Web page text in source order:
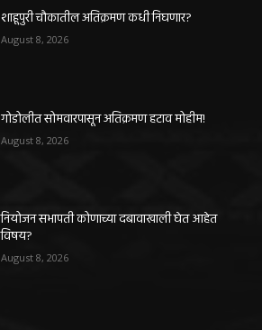
शाहूपुरी चौकातील अतिक्रमण कधी निघणार?
August 8, 2026
गोडोलीत सोमवारपासून अतिक्रमण हटाव मोहीम!
August 8, 2026
नियोजन सभापती कोणाच्या दबावाखाली घेत आहेत
विषय?
August 8, 2026